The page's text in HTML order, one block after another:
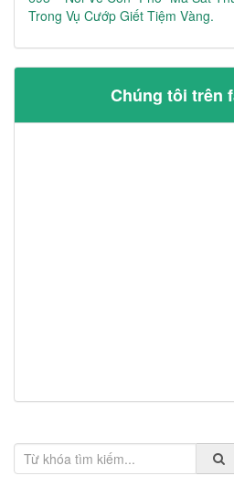
Trong Vụ Cướp Giết Tiệm Vàng.
Chúng tôi trên